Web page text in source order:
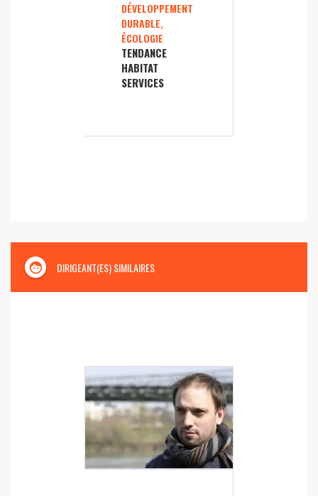
DÉVELOPPEMENT
DURABLE,
ÉCOLOGIE
TENDANCE
HABITAT
SERVICES
face DIRIGEANT(ES) SIMILAIRES